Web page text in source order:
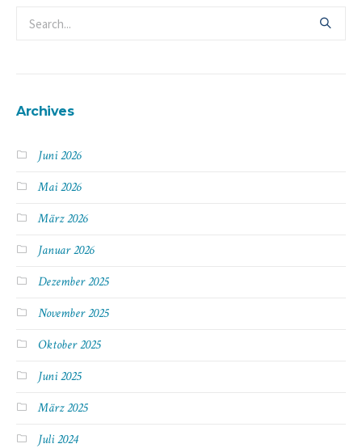
Archives
Juni 2026
Mai 2026
März 2026
Januar 2026
Dezember 2025
November 2025
Oktober 2025
Juni 2025
März 2025
Juli 2024